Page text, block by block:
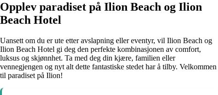
Opplev paradiset på Ilion Beach og Ilion
Beach Hotel
Uansett om du er ute etter avslapning eller eventyr, vil Ilion Beach og
Ilion Beach Hotel gi deg den perfekte kombinasjonen av comfort,
luksus og skjønnhet. Ta med deg din kjære, familien eller
vennegjengen og nyt alt dette fantastiske stedet har å tilby. Velkommen
til paradiset på Ilion!